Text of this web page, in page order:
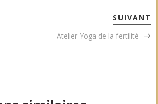
SUIVANT
Atelier Yoga de la fertilité